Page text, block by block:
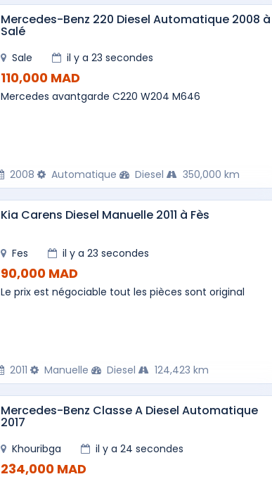
Mercedes-Benz 220 Diesel Automatique 2008 à
Salé
Sale il y a 23 secondes
110,000 MAD
Mercedes avantgarde C220 W204 M646
2008 Automatique Diesel 350,000 km
Kia Carens Diesel Manuelle 2011 à Fès
Fes il y a 23 secondes
90,000 MAD
Le prix est négociable tout les pièces sont original
2011 Manuelle Diesel 124,423 km
Mercedes-Benz Classe A Diesel Automatique
2017
Khouribga il y a 24 secondes
234,000 MAD